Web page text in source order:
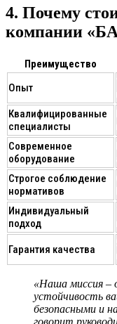
4. Почему
компании
Преимущество
Опыт
Квалифицированные
специалисты
Современное
оборудование
Строгое соблюдение
нормативов
Индивидуальный
подход
Гарантия качества
«Наша миссия –
устойчивость
безопасными и
говорит